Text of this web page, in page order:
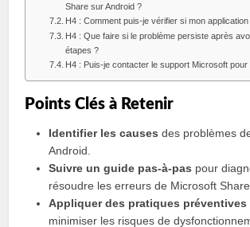
Share sur Android ?
H4 : Comment puis-je vérifier si mon
H4 : Que faire si le problème persiste après
étapes ?
H4 : Puis-je contacter le support Microsoft pour
Points Clés à Retenir
Identifier les causes des problèmes
Android.
Suivre un guide pas-à-pas pour
résoudre les erreurs de Microsoft Share.
Appliquer des pratiques préventives
minimiser les risques de